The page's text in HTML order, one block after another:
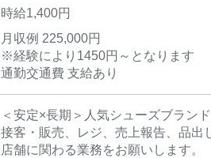
時給1,400円
月収例 225,000円
※経験により1450円～となります
通勤交通費 支給あり
＜安定×長期＞人気シューズブラン
接客・販売、レジ、売上報告、品出
店舗に関わる業務をお願いします。